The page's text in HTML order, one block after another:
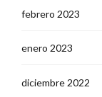
febrero 2023
enero 2023
diciembre 2022